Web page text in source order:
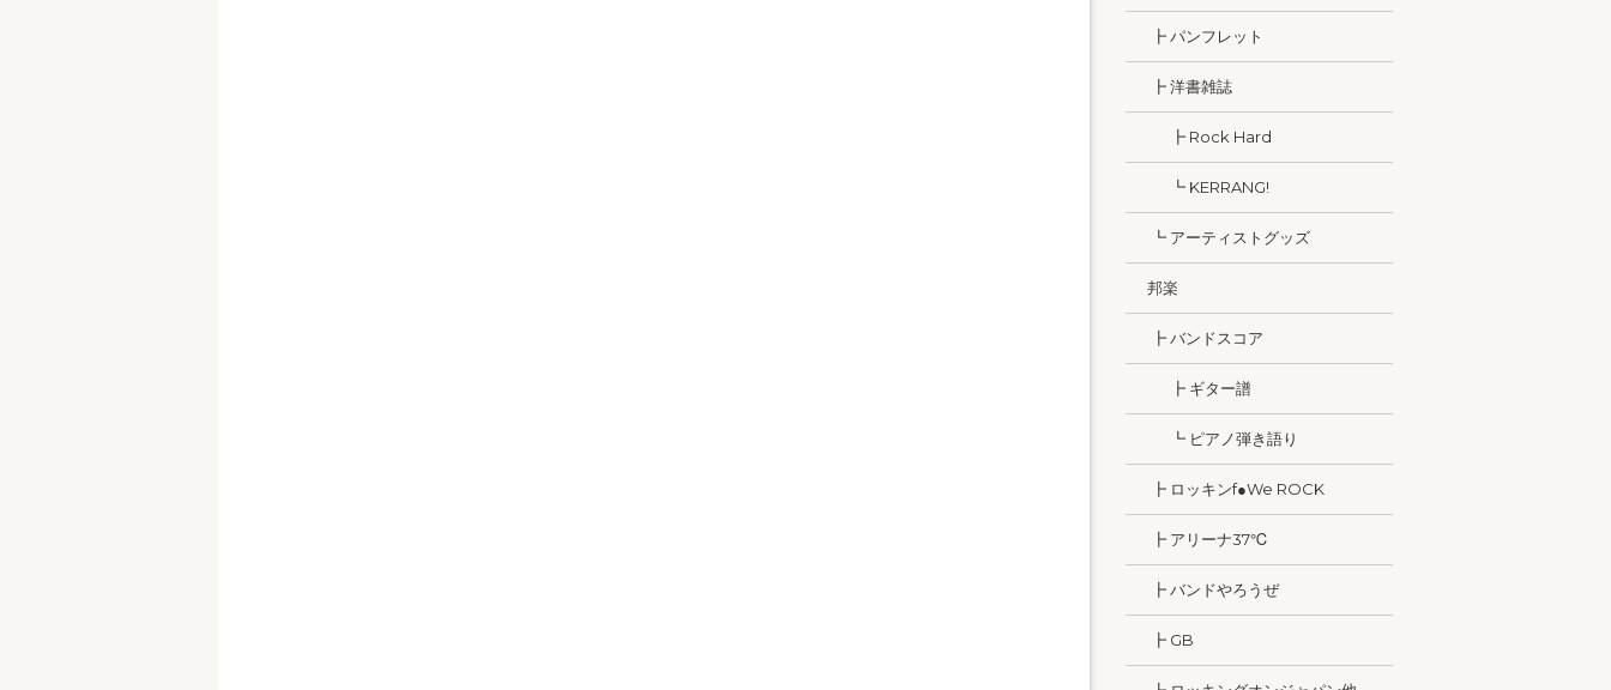
┣ パンフレット
┣ 洋書雑誌
┣ Rock Hard
┗ KERRANG!
┗ アーティストグッズ
邦楽
┣ バンドスコア
┣ ギター譜
┗ ピアノ弾き語り
┣ ロッキンf●We ROCK
┣ アリーナ37℃
┣ バンドやろうぜ
┣ GB